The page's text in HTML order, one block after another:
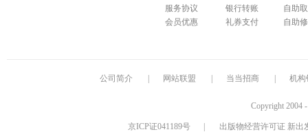
服务协议
会员优惠
银行转账
礼券支付
自助
自助
公司简介 网站联盟 当当招商 机构
Copyright 2004
京ICP证041189号
出版物经营许可证 新出